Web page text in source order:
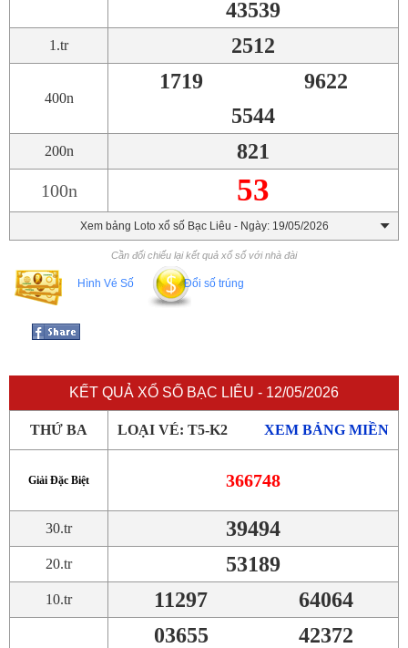
43539
1.tr 2512
400n
1719
9622
5544
200n 821
100n 53
Xem bảng Loto xổ số Bạc Liêu - Ngày: 19/05/2026
Cần đối chiếu lại kết quả xổ số với nhà đài
Hình Vé Số Đổi số trúng
KẾT QUẢ XỔ SỐ BẠC LIÊU - 12/05/2026
THỨ BA LOẠI VÉ: T5-K2 XEM BẢNG MIỀN
Giải Đặc Biệt 366748
30.tr 39494
20.tr 53189
10.tr 11297 64064
03655
42372